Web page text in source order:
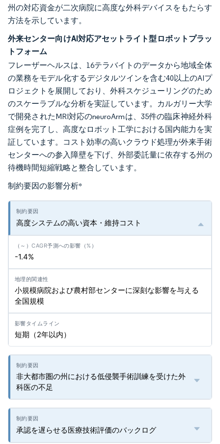
州の対応資金が二次病院に高度な外科デバイスをもたらす
方法を示しています。
外来センター向けAI対応アセットライト型ロボットプラッ
トフォーム
フレーザーヘルスは、16テラバイトのデータから地域全体
の業務をモデル化するデジタルツインを含む40以上のAIプ
ロジェクトを展開しており、外科スケジューリングのため
のスケーラブルな分析を実証しています。カルガリー大学
で開発されたMRI対応のneuroArmは、35件の臨床神経外科
症例を完了し、高度なロボット工学における国内能力を実
証しています。コスト効率の高いクラウド処理が外来手術
センターへの参入障壁を下げ、外部委託量に依存する州の
待機時間短縮戦略と整合しています。
制約要因の影響分析*
高度システムの高い資本・維持コスト
-1.4%
小規模病院および農村部センターに深刻な影響を与える
全国規模
短期（2年以内）
非大都市圏の州における低侵襲手術訓練を受けた外
科医の不足
承認を遅らせる医療技術評価のバックログ